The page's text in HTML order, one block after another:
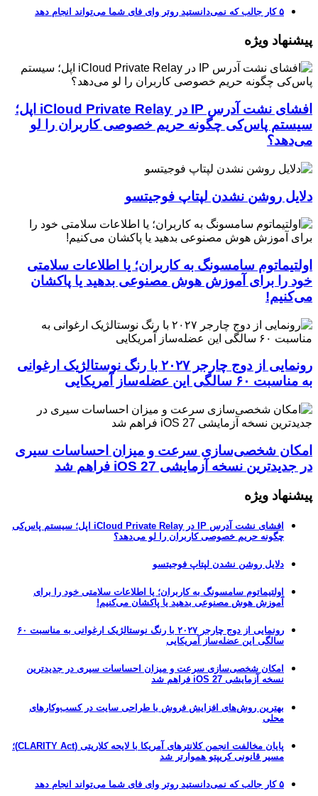
۵ کار جالب که نمی‌دانستید روتر وای فای شما می‌تواند انجام دهد
پیشنهاد ویژه
افشای نشت آدرس IP در iCloud Private Relay اپل؛
سیستم پاس‌کی چگونه حریم خصوصی کاربران را لو
می‌دهد؟
دلایل روشن نشدن لپتاپ فوجیتسو
اولتیماتوم سامسونگ به کاربران؛ یا اطلاعات سلامتی
خود را برای آموزش هوش مصنوعی بدهید یا پاکشان
می‌کنیم!
رونمایی از دوج چارجر ۲۰۲۷ با رنگ نوستالژیک ارغوانی
به مناسبت ۶۰ سالگی این عضله‌ساز آمریکایی
امکان شخصی‌سازی سرعت و میزان احساسات سیری
در جدیدترین نسخه آزمایشی iOS 27 فراهم شد
پیشنهاد ویژه
افشای نشت آدرس IP در iCloud Private Relay اپل؛ سیستم پاس‌کی
چگونه حریم خصوصی کاربران را لو می‌دهد؟
دلایل روشن نشدن لپتاپ فوجیتسو
اولتیماتوم سامسونگ به کاربران؛ یا اطلاعات سلامتی خود را برای
آموزش هوش مصنوعی بدهید یا پاکشان می‌کنیم!
رونمایی از دوج چارجر ۲۰۲۷ با رنگ نوستالژیک ارغوانی به مناسبت ۶۰
سالگی این عضله‌ساز آمریکایی
امکان شخصی‌سازی سرعت و میزان احساسات سیری در جدیدترین
نسخه آزمایشی iOS 27 فراهم شد
بهترین روش‌های افزایش فروش با طراحی سایت در کسب‌وکارهای
محلی
پایان مخالفت انجمن کلانترهای آمریکا با لایحه کلاریتی (CLARITY Act)؛
مسیر قانونی کریپتو هموارتر شد
۵ کار جالب که نمی‌دانستید روتر وای فای شما می‌تواند انجام دهد